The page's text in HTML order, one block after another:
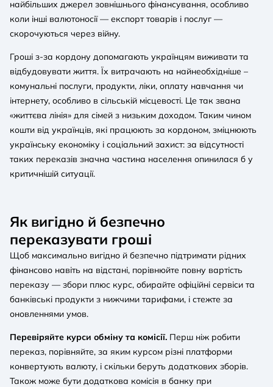
найбільших джерел зовнішнього фінансування, особливо
коли інші валютоносії — експорт товарів і послуг —
скорочуються через війну.
Гроші з-за кордону допомагають українцям виживати та
відбудовувати життя. Їх витрачають на найнеобхідніше –
комунальні послуги, продукти, ліки, оплату навчання чи
інтернету, особливо в сільській місцевості. Це так звана
«життєва лінія» для сімей з низьким доходом. Таким чином
кошти від українців, які працюють за кордоном, зміцнюють
українську економіку і соціальний захист: за відсутності
таких переказів значна частина населення опинилася б у
критичнішій ситуації.
Як вигідно й безпечно
переказувати гроші
Щоб максимально вигідно й безпечно підтримати рідних
фінансово навіть на відстані, порівнюйте повну вартість
переказу — збори плюс курс, обирайте офіційні сервіси та
банківські продукти з нижчими тарифами, і стежте за
оновленнями умов.
Перевіряйте курси обміну та комісії. Перш ніж робити
переказ, порівняйте, за яким курсом різні платформи
конвертують валюту, і скільки беруть додаткових зборів.
Також може бути додаткова комісія в банку при